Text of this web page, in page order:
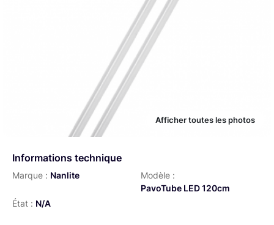
Afficher toutes les photos
Informations technique
Marque : Nanlite
Modèle :
PavoTube LED 120cm
État : N/A